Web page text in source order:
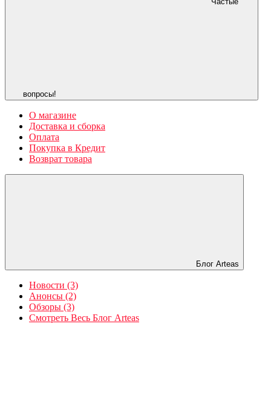
вопросы!
О магазине
Доставка и сборка
Оплата
Покупка в Кредит
Возврат товара
Блог Arteas
Новости (3)
Анонсы (2)
Обзоры (3)
Смотреть Весь Блог Arteas